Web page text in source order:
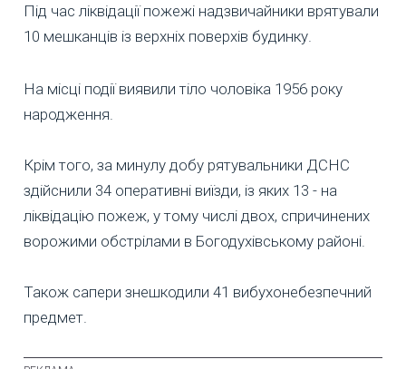
Під час ліквідації пожежі надзвичайники врятували
10 мешканців із верхніх поверхів будинку.
На місці події виявили тіло чоловіка 1956 року
народження.
Крім того, за минулу добу рятувальники ДСНС
здійснили 34 оперативні виїзди, із яких 13 - на
ліквідацію пожеж, у тому числі двох, спричинених
ворожими обстрілами в Богодухівському районі.
Також сапери знешкодили 41 вибухонебезпечний
предмет.